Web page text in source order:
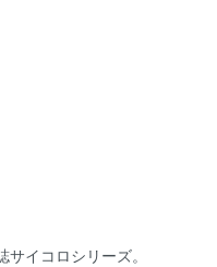
イコロシリーズ。